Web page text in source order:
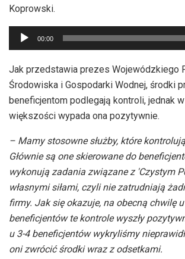
Koprowski.
Odtwarzacz
plików
dźwiękowych
00:00
Jak przedstawia prezes Wojewódzkiego
Środowiska i Gospodarki Wodnej, środki
beneficjentom podlegają kontroli, jednak
większości wypada ona pozytywnie.
– Mamy stosowne służby, które
Głównie są one skierowane do
wykonują zadania związane z 'Czystym
własnymi siłami, czyli nie zatrudniają
firmy. Jak się okazuje, na obecną chwilę
beneficjentów te kontrole wyszły
u 3-4 beneficjentów wykryliśmy
oni zwrócić środki wraz z odsetkami.